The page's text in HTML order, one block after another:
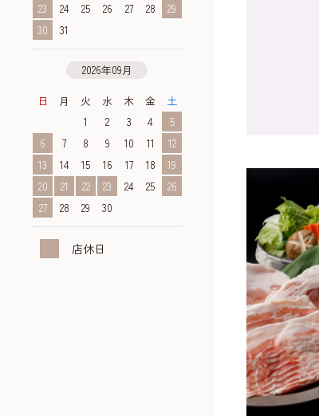
23
24 25 26 27 28
29
30
31
2026年09月
日 月 火 水 木 金
土
1
2 3 4
5
6
7 8 9 10 11
12
13
14 15 16 17 18
19
20
21 22 23 24 25
26
27
28 29 30
店休日